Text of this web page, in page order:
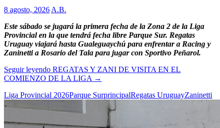
8 agosto, 2026 A.B.
Este sábado se jugará la primera fecha de la Zona 2 de la Liga
Provincial en la que tendrá fecha libre Parque Sur. Regatas
Uruguay viajará hasta Gualeguaychú para enfrentar a Racing y
Zaninetti a Rosario del Tala para jugar con Sportivo Peñarol.
Seguir leyendo REGATAS Y ZANI DE VISITA EN EL
COMIENZO DE LA LIGA →
Liga Provincial 2026Parque SurprincipalRegatas UruguayZaninetti